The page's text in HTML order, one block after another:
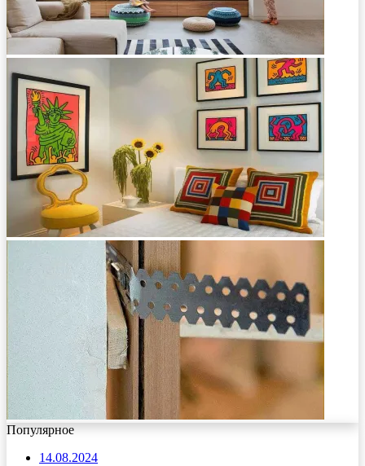
Популярное
14.08.2024